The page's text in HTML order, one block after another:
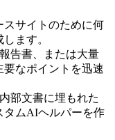
スサイトのために何
ます。
告書、または大量
なポイントを迅速
部文書に埋もれた
タムAIヘルパーを作